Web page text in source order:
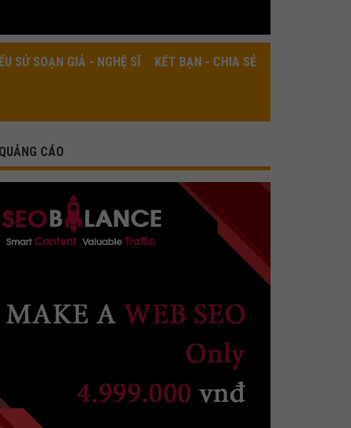
SỬ SOẠN GIẢ - NGHỆ SĨ KẾT BẠN - CHIA SẺ
QUẢNG CÁO